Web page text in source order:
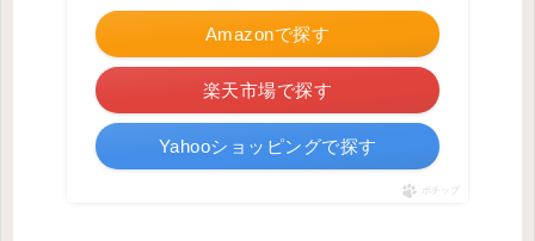
Amazonで探す
楽天市場で探す
Yahooショッピングで探す
ポチップ